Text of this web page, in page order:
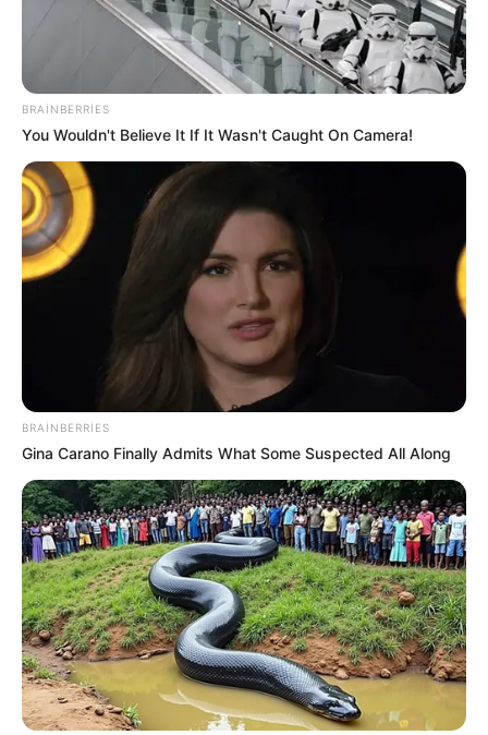
0 0
22:49 / 06 Avqust 2026
Ceyhun Bayramov: Zelenski Ukraynaya
göstərdiyi humanitar yardımla bağlı
Prezident İlham Əliyevə təşəkkür edib
74
BRAINBERRIES
You Wouldn't Believe It If It Wasn't Caught On Camera!
BRAINBERRIES
Gina Carano Finally Admits What Some Suspected All Along